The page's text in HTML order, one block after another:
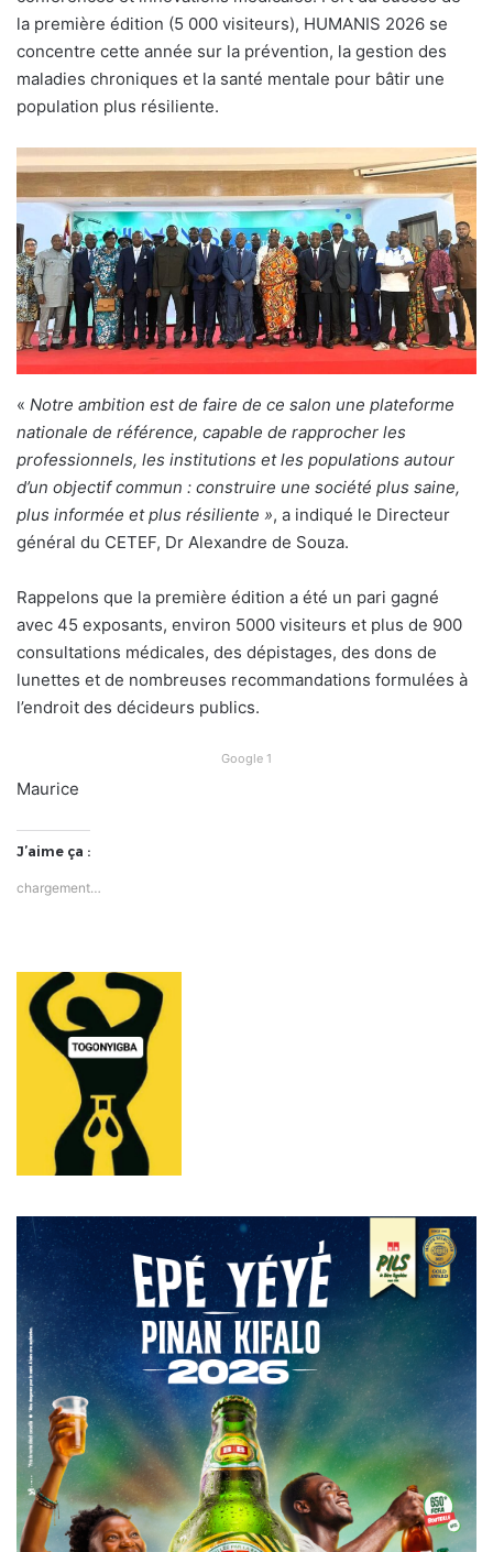
la première édition (5 000 visiteurs), HUMANIS 2026 se
concentre cette année sur la prévention, la gestion des
maladies chroniques et la santé mentale pour bâtir une
population plus résiliente.
« Notre ambition est de faire de ce salon une plateforme
nationale de référence, capable de rapprocher les
professionnels, les institutions et les populations autour
d’un objectif commun : construire une société plus saine,
plus informée et plus résiliente », a indiqué le Directeur
général du CETEF, Dr Alexandre de Souza.
Rappelons que la première édition a été un pari gagné
avec 45 exposants, environ 5000 visiteurs et plus de 900
consultations médicales, des dépistages, des dons de
lunettes et de nombreuses recommandations formulées à
l’endroit des décideurs publics.
Google 1
Maurice
J’aime ça :
chargement…